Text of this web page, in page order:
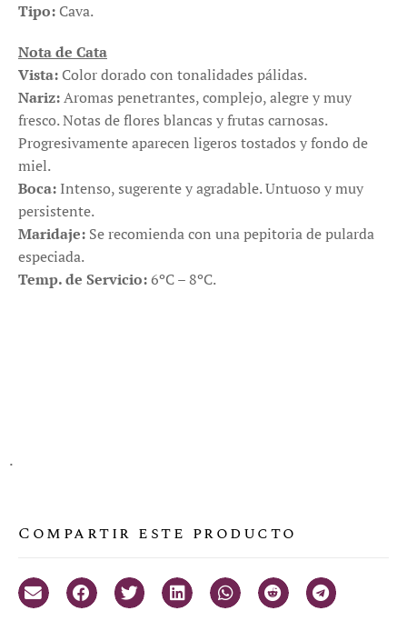
Tipo: Cava.
Nota de Cata
Vista: Color dorado con tonalidades pálidas.
Nariz:Aromas penetrantes, complejo, alegre y muy
fresco. Notas de flores blancas y frutas carnosas.
Progresivamente aparecen ligeros tostados y fondo de
miel.
Boca: Intenso, sugerente y agradable. Untuoso y muy
persistente.
Maridaje: Se recomienda con una pepitoria de pularda
especiada.
Temp. de Servicio:6ºC – 8ºC.
.
Compartir este producto